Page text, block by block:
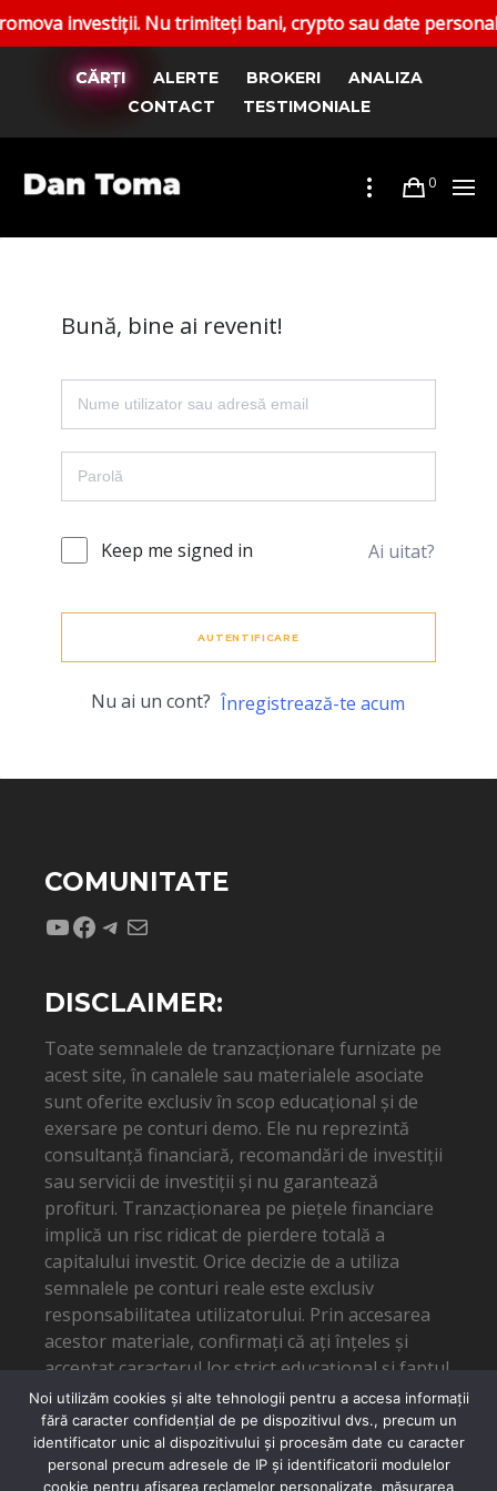
investiții. Nu trimiteți bani, crypto sau date
CĂRȚI ALERTE BROKERI
ANALIZA
CONTACT
TESTIMONIALE
0
Bună, bine ai revenit!
Keep me signed in Ai uitat?
AUTENTIFICARE
Nu ai un cont? Înregistrează-te acum
COMUNITATE
YouTube
Facebook
Telegram
Mail
DISCLAIMER:
Toate semnalele de tranzacționare furnizate pe
acest site, în canalele sau materialele asociate
sunt oferite exclusiv în scop educațional și de
exersare pe conturi demo. Ele nu reprezintă
consultanță financiară, recomandări de investiții
sau servicii de investiții și nu garantează
profituri. Tranzacționarea pe piețele financiare
implică un risc ridicat de pierdere totală a
capitalului investit. Orice decizie de a utiliza
semnalele pe conturi reale este exclusiv
responsabilitatea utilizatorului. Prin accesarea
acestor materiale, confirmați că ați înțeles și
acceptat caracterul lor strict educațional și faptul
că autorul nu poate fi tras la răspundere pentru
eventuale pierderi financiare.
Noi utilizăm cookies și alte tehnologii pentru a accesa informații
fără caracter confidențial de pe dispozitivul dvs., precum un
identificator unic al dispozitivului și procesăm date cu caracter
personal precum adresele de IP și identificatorii modulelor
cookie pentru afișarea reclamelor personalizate, măsurarea